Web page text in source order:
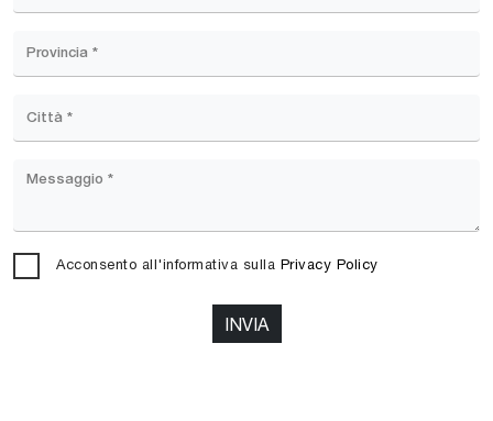
Acconsento all'informativa sulla Privacy Policy
INVIA